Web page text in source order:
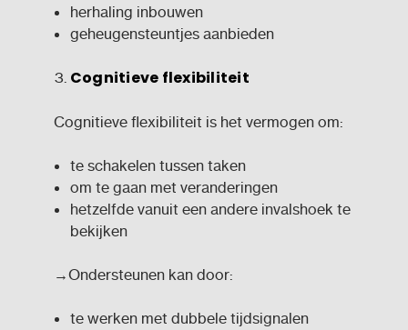
herhaling inbouwen
geheugensteuntjes aanbieden
Cognitieve flexibiliteit
Cognitieve flexibiliteit is het vermogen om:
te schakelen tussen taken
om te gaan met veranderingen
hetzelfde vanuit een andere invalshoek te
bekijken
→Ondersteunen kan door:
te werken met dubbele tijdsignalen